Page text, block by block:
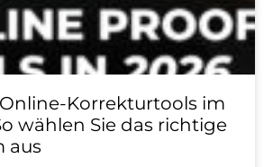
Korrekturtools im
wählen Sie das richtige
aus